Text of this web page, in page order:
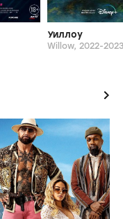
Уиллоу
Willow, 2022-2023
icon